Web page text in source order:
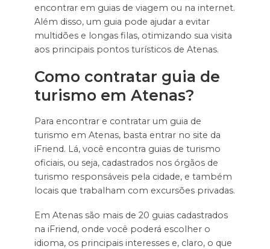
encontrar em guias de viagem ou na internet.
Além disso, um guia pode ajudar a evitar
multidões e longas filas, otimizando sua visita
aos principais pontos turísticos de Atenas.
Como contratar guia de
turismo em Atenas?
Para encontrar e contratar um guia de
turismo em Atenas, basta entrar no site da
iFriend. Lá, você encontra guias de turismo
oficiais, ou seja, cadastrados nos órgãos de
turismo responsáveis pela cidade, e também
locais que trabalham com excursões privadas.
Em Atenas são mais de 20 guias cadastrados
na iFriend, onde você poderá escolher o
idioma, os principais interesses e, claro, o que